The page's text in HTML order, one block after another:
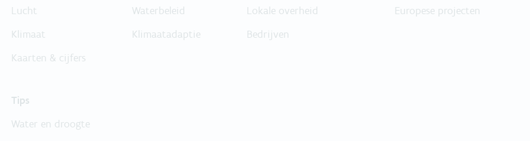
Lucht
Klimaat
Kaarten & cijfers
Waterbeleid
Klimaatadaptie
Lokale overheid
Bedrijven
Europese projecten
Tips
Water en droogte